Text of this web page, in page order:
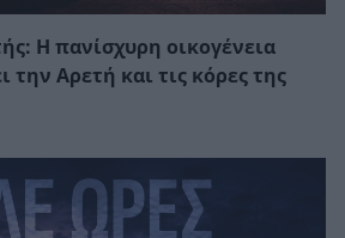
Η πανίσχυρη οικογένεια
την Αρετή και τις κόρες της